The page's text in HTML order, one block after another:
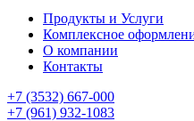
Продукты и Услуги
Комплексное
О компании
Контакты
+7 (3532) 667-000
+7 (961) 932-1083